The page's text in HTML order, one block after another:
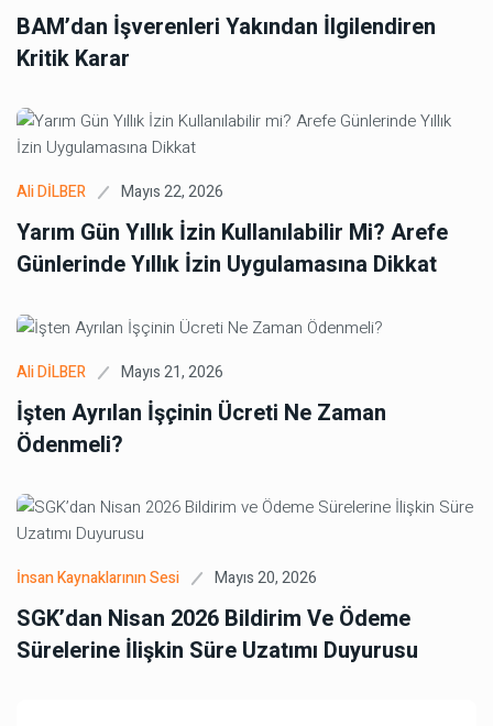
BAM’dan İşverenleri Yakından İlgilendiren
Kritik Karar
Ali DİLBER Mayıs 22, 2026
Yarım Gün Yıllık İzin Kullanılabilir Mi? Arefe
Günlerinde Yıllık İzin Uygulamasına Dikkat
Ali DİLBER Mayıs 21, 2026
İşten Ayrılan İşçinin Ücreti Ne Zaman
Ödenmeli?
İnsan Kaynaklarının Sesi Mayıs 20, 2026
SGK’dan Nisan 2026 Bildirim Ve Ödeme
Sürelerine İlişkin Süre Uzatımı Duyurusu